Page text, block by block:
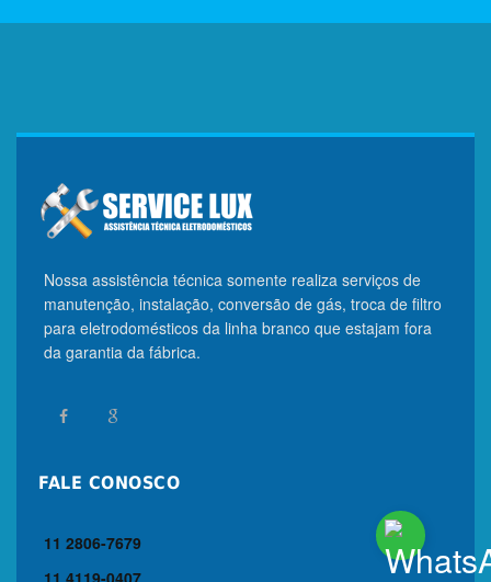
Nossa assistência técnica somente realiza serviços de
manutenção, instalação, conversão de gás, troca de filtro
para eletrodomésticos da linha branco que estajam fora
da garantia da fábrica.
FALE CONOSCO
11 2806-7679
11 4119-0407